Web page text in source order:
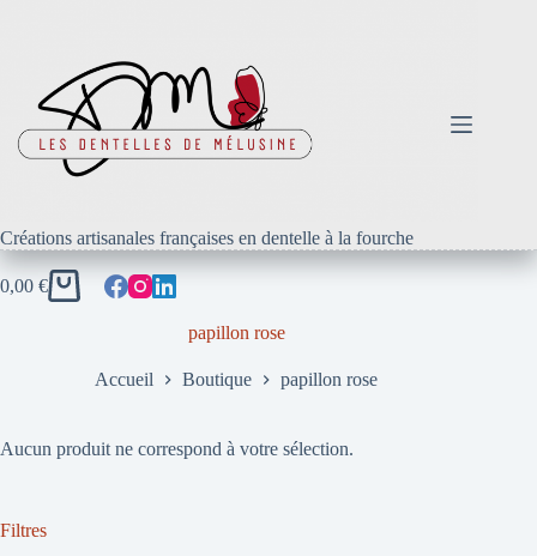
Créations artisanales françaises en dentelle à la fourche
Panier
0,00 €
papillon rose
Accueil Boutique papillon rose
Aucun produit ne correspond à votre sélection.
Filtres